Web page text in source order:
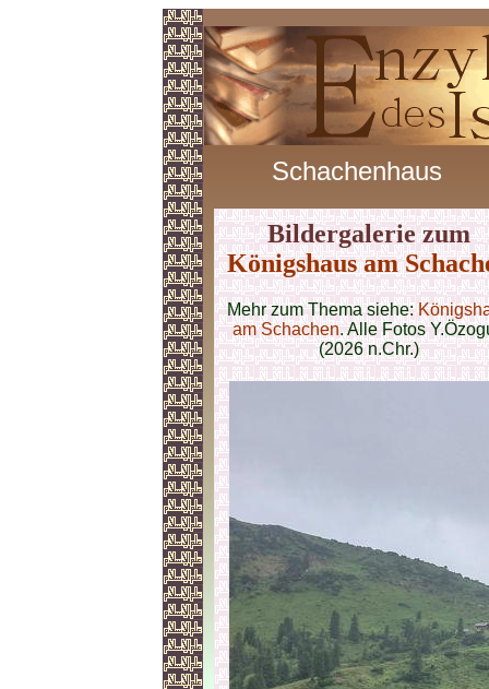
Schachenhaus
Bildergalerie zum
Königshaus am
Mehr zum Thema siehe:
am Schachen. Alle Fotos
(2026 n.Chr.)